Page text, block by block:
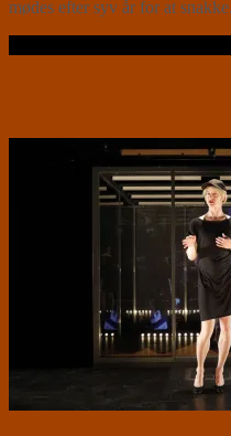
mødes efter syv år for at